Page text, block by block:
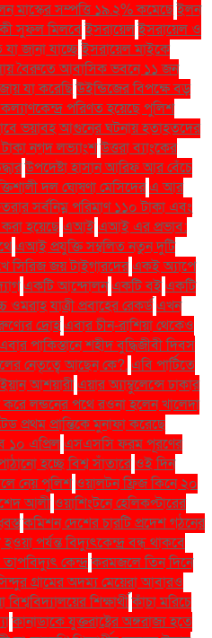
মাস্কের সম্পত্তি ১৯.২% কমেছেইলন
কী সুফল মিলবেইসরায়েলইসরায়েল ও
জানা যাচ্ছেইসরায়েল মাইকে
বৈরুতে আবাসিক ভবনে ১১ জন
যা করেছিউইন্ডিজের বিপক্ষে বড়
পরিণত হয়েছে পুলিশ
ভয়াবহ আগুনের ঘটনায় হতাহতদের
নগদ লভ্যাংশউত্তরা ব্যাংকের
উপদেষ্টা হাসান আরিফ আর বেঁচে
দল ঘোষণা মেসিদেরএ আর
সর্বনিম্ন পরিমাণ ১১০ টাকা এবং
হয়েছেএআইএআই এর প্রভাব:
এআই প্রযুক্তি সম্বলিত নতুন দুটি
সিরিজ জয় টাইগারদেরএকই অ্যাপে
একটি আন্দোলনএকটি বইএকটি
ওমরাহ যাত্রী প্রবাহের রেকর্ডএখন
দ্রোহএবার চীন-রাশিয়া থেকেও
পাকিস্তানে শহীদ বুদ্ধিজীবী দিবস
নেতৃত্বে আছেন কে?.এবি পার্টিতে
আশয়ারীএয়ার অ্যাম্বুলেন্সে ঢাকার
লন্ডনের পথে রওনা হলেন খালেদা
প্রথম প্রান্তিকে মুনাফা করেছে
১০ এপ্রিলএসএসসি ফরম পূরণের
হচ্ছে বিশ্ব সাঁতারেওই দিন
নেয় পুলিশওয়ালটন ফ্রিজ কিনে ২০
আলীওয়াশিংটনে হেলিকপ্টারের
কমিশন দেশের চারটি প্রদেশ গঠনের
পর্যন্ত বিদ্যুৎকেন্দ্র বন্ধ থাকবে
কেন্দ্রকরমজলে তিন দিনে
গ্রামের অদম্য মেয়েরা আবারও
বিশ্ববিদ্যালয়ের শিক্ষার্থীকাঁচা মরিচে
কানাডাকে যুক্তরাষ্ট্রের অঙ্গরাজ্য হতে